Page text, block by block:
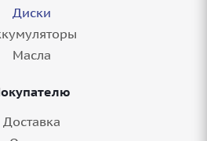
Диски
Масла
Доставка